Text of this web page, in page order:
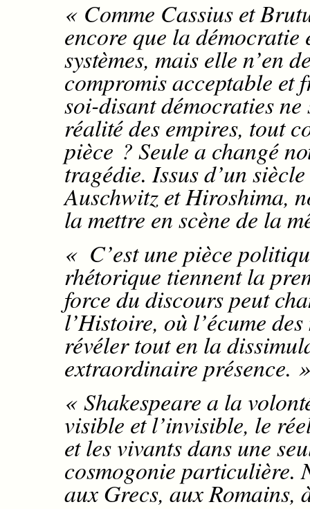
« Comme Cassiuset
encore que la démocratie
systèmes, mais elle n’en
compromis acceptable et
soi-disant démocraties ne
réalité des empires, tout
pièce ? Seule a changé
tragédie. Issus d’un
Auschwitz et Hiroshima,
la mettre en scène de la
« C’est une pièce
rhétorique tiennent la
force du discours peut
l’Histoire, où l’écume
révéler tout en la
extraordinaire présence. »
« Shakespeare a la
visible et l’invisible, le
et les vivants dans une
cosmogonie particulière.
aux Grecs, aux Romains,